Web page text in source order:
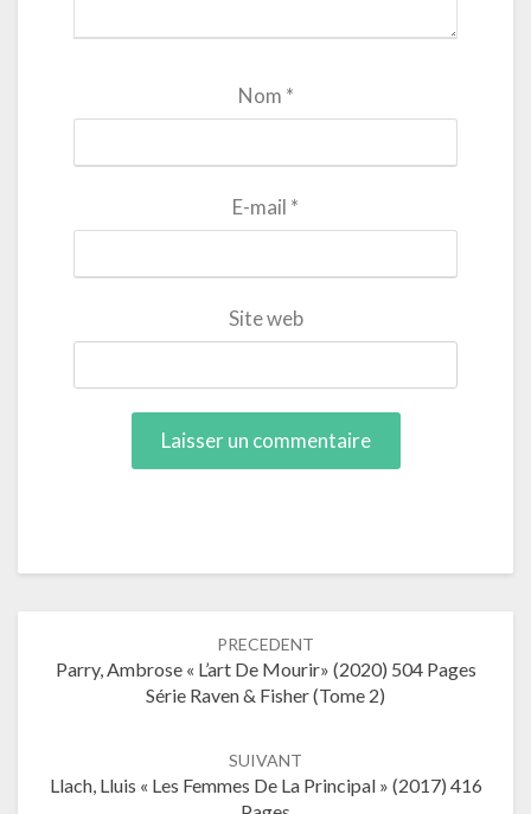
Nom *
E-mail *
Site web
PRECEDENT
Parry, Ambrose « L’art De Mourir» (2020) 504 Pages
Série Raven & Fisher (tome 2)
SUIVANT
Llach, Lluis « Les Femmes De La Principal » (2017) 416